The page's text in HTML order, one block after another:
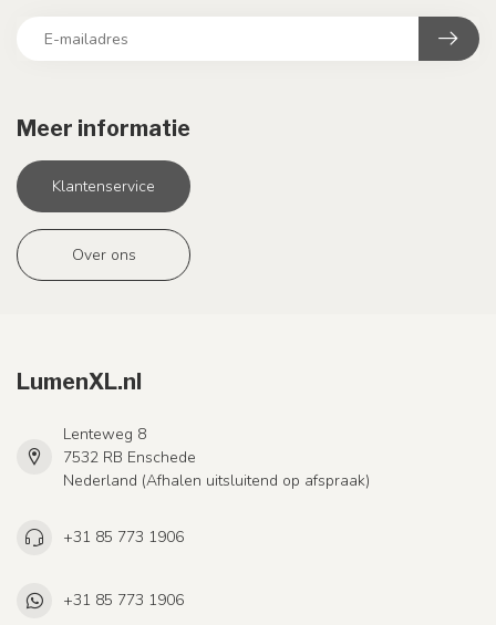
Meer informatie
Klantenservice
Over ons
LumenXL.nl
Lenteweg 8
7532 RB Enschede
Nederland (Afhalen uitsluitend op afspraak)
+31 85 773 1906
+31 85 773 1906